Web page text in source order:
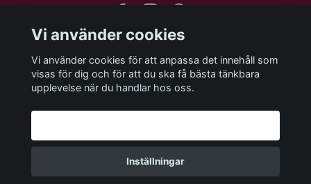
Prenumerera på vårt nyhetsbrev
© 2026 papstudios.com
Vi använder cookies
Vi använder cookies för att anpassa det innehåll som
visas för dig och för att du ska få bästa tänkbara
upplevelse när du handlar hos oss.
Inställningar